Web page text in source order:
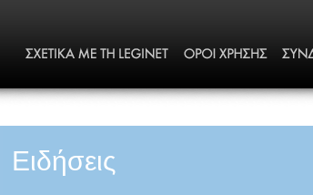
Ειδήσεις